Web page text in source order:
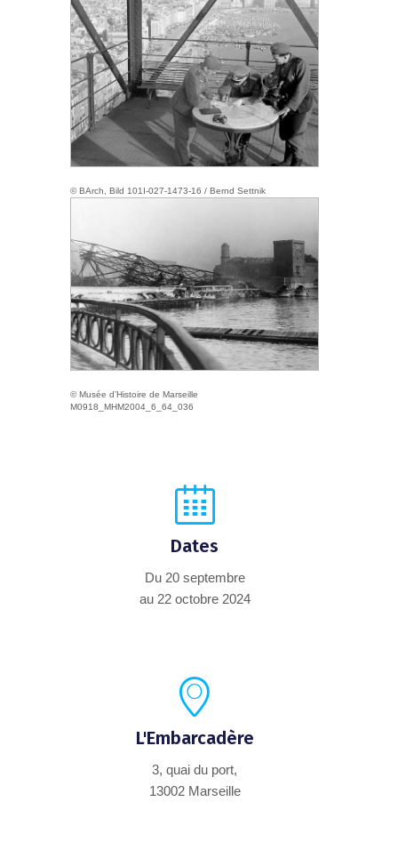
© BArch, Bild 101I-027-1473-16 / Bernd Settnik
© Musée d’Histoire de Marseille
M0918_MHM2004_6_64_036
Dates
Du 20 septembre
au 22 octobre 2024
L'Embarcadère
3, quai du port,
13002 Marseille